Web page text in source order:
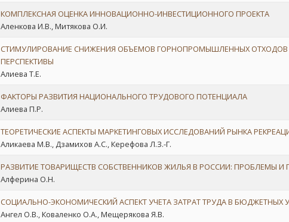
КОМПЛЕКСНАЯ ОЦЕНКА ИННОВАЦИОННО-ИНВЕСТИЦИОННОГО ПРОЕКТА
Аленкова И.В., Митякова О.И.
СТИМУЛИРОВАНИЕ СНИЖЕНИЯ ОБЪЕМОВ ГОРНОПРОМЫШЛЕННЫХ ОТХОДОВ
ПЕРСПЕКТИВЫ
Алиева Т.Е.
ФАКТОРЫ РАЗВИТИЯ НАЦИОНАЛЬНОГО ТРУДОВОГО ПОТЕНЦИАЛА
Алиева П.Р.
ТЕОРЕТИЧЕСКИЕ АСПЕКТЫ МАРКЕТИНГОВЫХ ИССЛЕДОВАНИЙ РЫНКА
Аликаева М.В., Дзамихов А.С., Керефова Л.З.-Г.
РАЗВИТИЕ ТОВАРИЩЕСТВ СОБСТВЕННИКОВ ЖИЛЬЯ В РОССИИ: ПРОБЛЕМЫ И
Алферина О.Н.
СОЦИАЛЬНО-ЭКОНОМИЧЕСКИЙ АСПЕКТ УЧЕТА ЗАТРАТ ТРУДА В БЮДЖЕТНЫХ
Ангел О.В., Коваленко О.А., Мещерякова Я.В.